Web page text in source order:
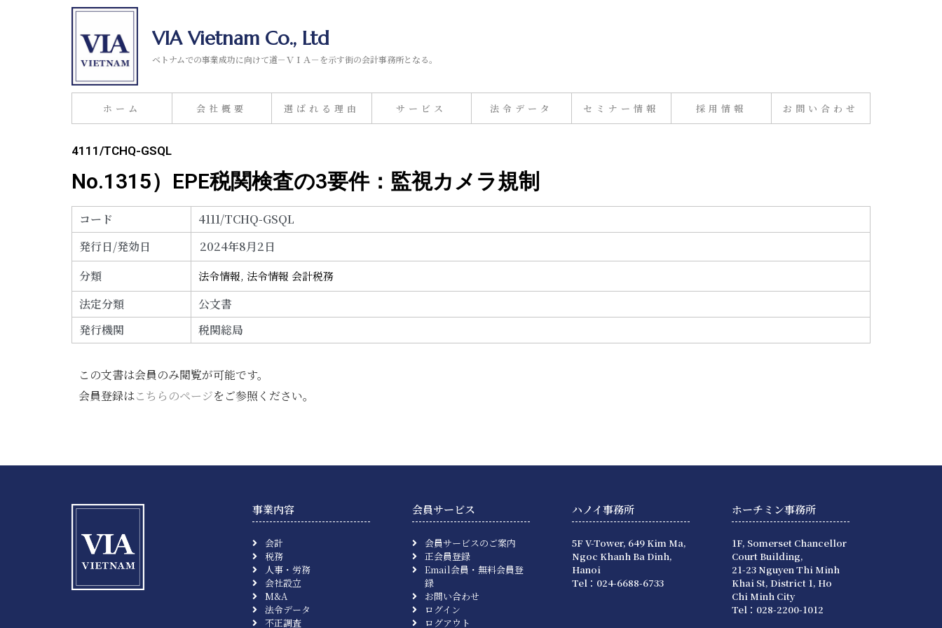
VIA Vietnam Co., Ltd
ベトナムでの事業成功に向けて道－ＶＩＡ－を示す街の会計事務所となる。
ホーム 会社概要 選ばれる理由 サービス 法令データ セミナー情報 採用情報 お問い合わせ
4111/TCHQ-GSQL
No.1315）EPE税関検査の3要件：監視カメラ規制
コード
4111/TCHQ-GSQL
発行日/発効日
2024年8月2日
分類
法令情報, 法令情報 会計税務
法定分類
公文書
発行機関
税関総局
この文書は会員のみ閲覧が可能です。
会員登録はこちらのページをご参照ください。
事業内容
会計
税務
人事・労務
会社設立
M&A
法令データ
不正調査
会員サービス
会員サービスのご案内
正会員登録
Email会員・無料会員登
録
お問い合わせ
ログイン
ログアウト
ハノイ事務所
5F V-Tower, 649 Kim Ma,
Ngoc Khanh Ba Dinh,
Hanoi
Tel：024-6688-6733
ホーチミン事務所
1F, Somerset Chancellor
Court Building,
21-23 Nguyen Thi Minh
Khai St, District 1, Ho
Chi Minh City
Tel：028-2200-1012